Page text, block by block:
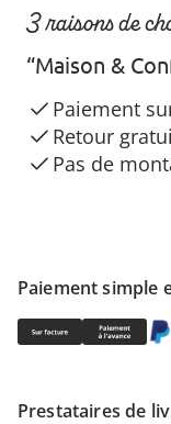
Paiement simple
Prestataires de
3 raisons de
“Maison &
Paiement
Retour
Pas de